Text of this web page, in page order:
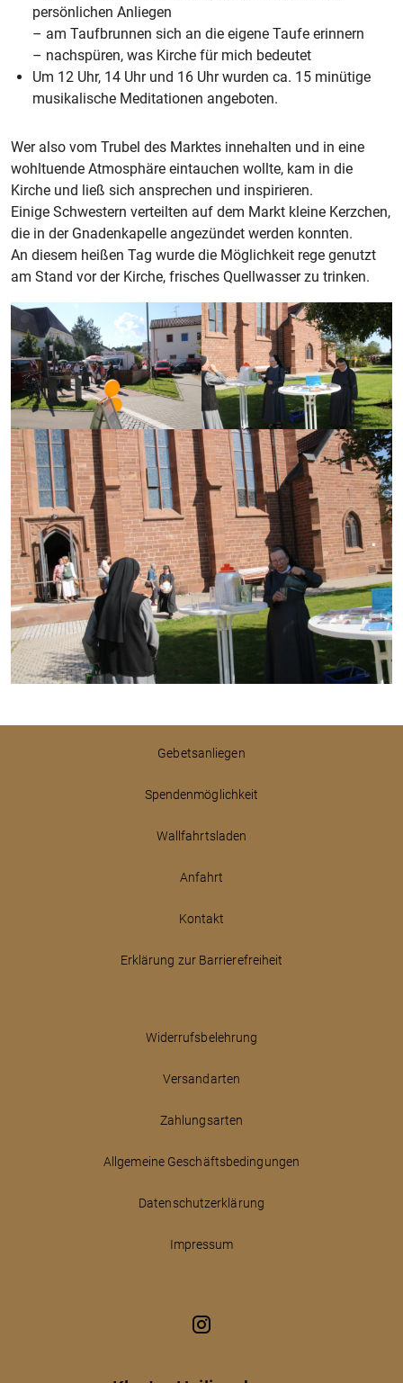
persönlichen Anliegen
– am Taufbrunnen sich an die eigene Taufe erinnern
– nachspüren, was Kirche für mich bedeutet
Um 12 Uhr, 14 Uhr und 16 Uhr wurden ca. 15 minütige
musikalische Meditationen angeboten.
Wer also vom Trubel des Marktes innehalten und in eine
wohltuende Atmosphäre eintauchen wollte, kam in die
Kirche und ließ sich ansprechen und inspirieren.
Einige Schwestern verteilten auf dem Markt kleine Kerzchen,
die in der Gnadenkapelle angezündet werden konnten.
An diesem heißen Tag wurde die Möglichkeit rege genutzt
am Stand vor der Kirche, frisches Quellwasser zu trinken.
Gebetsanliegen
Spendenmöglichkeit
Wallfahrtsladen
Anfahrt
Kontakt
Erklärung zur Barrierefreiheit
Widerrufsbelehrung
Versandarten
Zahlungsarten
Allgemeine Geschäftsbedingungen
Datenschutzerklärung
Impressum